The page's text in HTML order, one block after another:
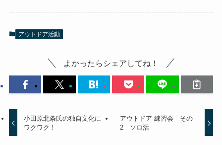
アウトドア活動
よかったらシェアしてね！
小田原北条氏の独自文化に
ワクワク！
アウトドア 練習会 その
2 ソロ活